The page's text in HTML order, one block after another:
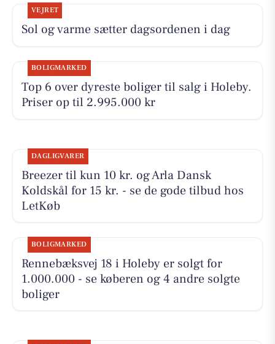
VEJRET
Sol og varme sætter dagsordenen i dag
BOLIGMARKED
Top 6 over dyreste boliger til salg i Holeby.
Priser op til 2.995.000 kr
DAGLIGVARER
Breezer til kun 10 kr. og Arla Dansk
Koldskål for 15 kr. - se de gode tilbud hos
LetKøb
BOLIGMARKED
Rennebæksvej 18 i Holeby er solgt for
1.000.000 - se køberen og 4 andre solgte
boliger